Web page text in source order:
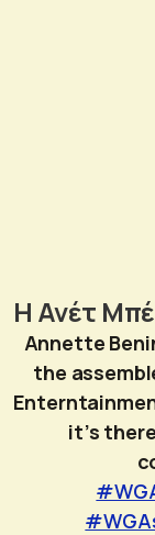
Η Ανέτ
Annette
the
it’s